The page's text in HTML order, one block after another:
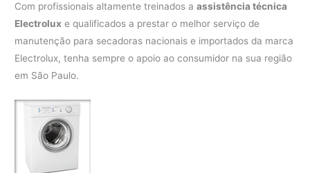
Com profissionais altamente treinados aassistência técnica
Electrolux e qualificados a prestar o melhor serviço de
manutenção para secadoras nacionais e importados da marca
Electrolux, tenha sempre o apoio ao consumidor na sua região
em São Paulo.